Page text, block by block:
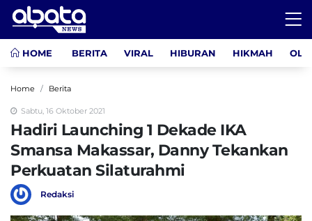
HOME BERITA VIRAL HIBURAN HIKMAH
Home Berita
Sabtu, 16 Oktober 2021
Hadiri Launching 1 Dekade IKA
Smansa Makassar, Danny Tekankan
Perkuatan Silaturahmi
Redaksi